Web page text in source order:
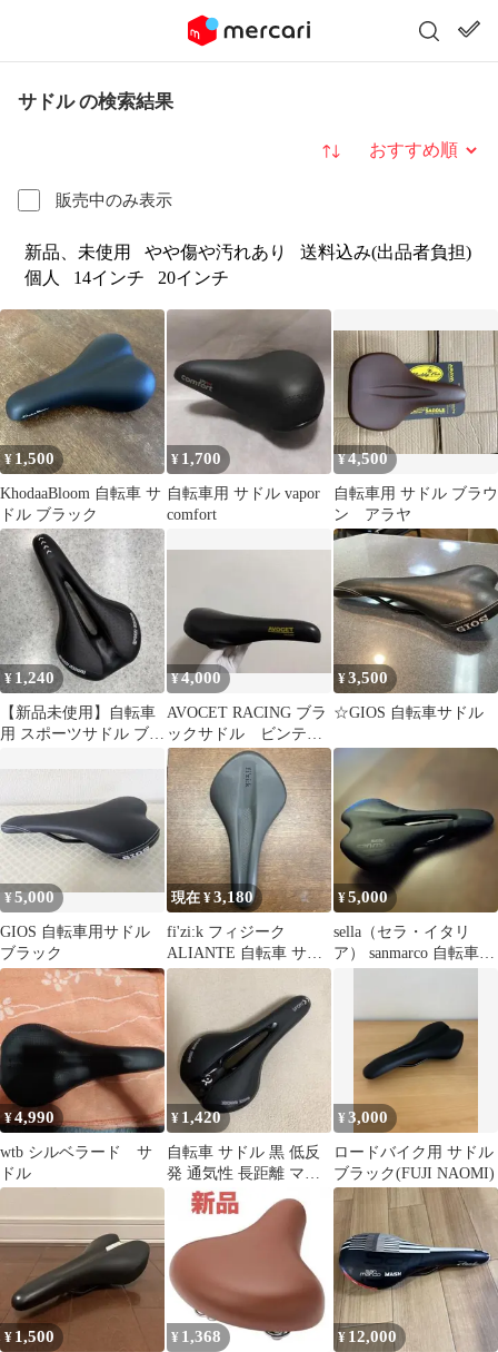
サドル の検索結果
販売中のみ表示
並び替え
新品、未使用 やや傷や汚れあり
送料込み(出品者負担)
個人
14インチ 20インチ
¥ 1,500
KhodaaBloom 自転車 サ
ドル ブラック
¥ 1,700
自転車用 サドル vapor
comfort
¥4,500
自転車用 サドル ブラウ
ン アラヤ
¥ 1,240
【新品未使用】自転車
用 スポーツサドル ブラ
¥4,000
AVOCET RACING ブラ
ックサドル ビンテー
ジ
¥3,500
☆GIOS 自転車サドル
¥5,000
GIOS 自転車用サドル
ブラック
現在 ¥3,180
fi'zi:k フィジーク
ALIANTE 自転車 サド
ル
¥5,000
sella（セラ・イタリ
ア） sanmarco 自転車用
¥4,990
wtb シルベラード サ
ドル
¥ 1,420
自転車 サドル 黒 低反
発 通気性 長距離 マウ
ンテンバイク クッショ
ン シート
¥3,000
ロードバイク用 サドル
ブラック(FUJI NAOMI)
¥ 1,500 ¥ 1,368 ¥ 12,000